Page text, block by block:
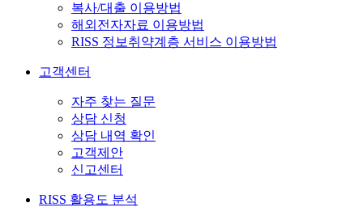
복사/대출 이용방법
해외전자자료 이용방법
RISS 정보취약계층 서비스 이용방법
고객센터
자주 찾는 질문
상담 신청
상담 내역 확인
고객제안
신고센터
RISS 활용도 분석